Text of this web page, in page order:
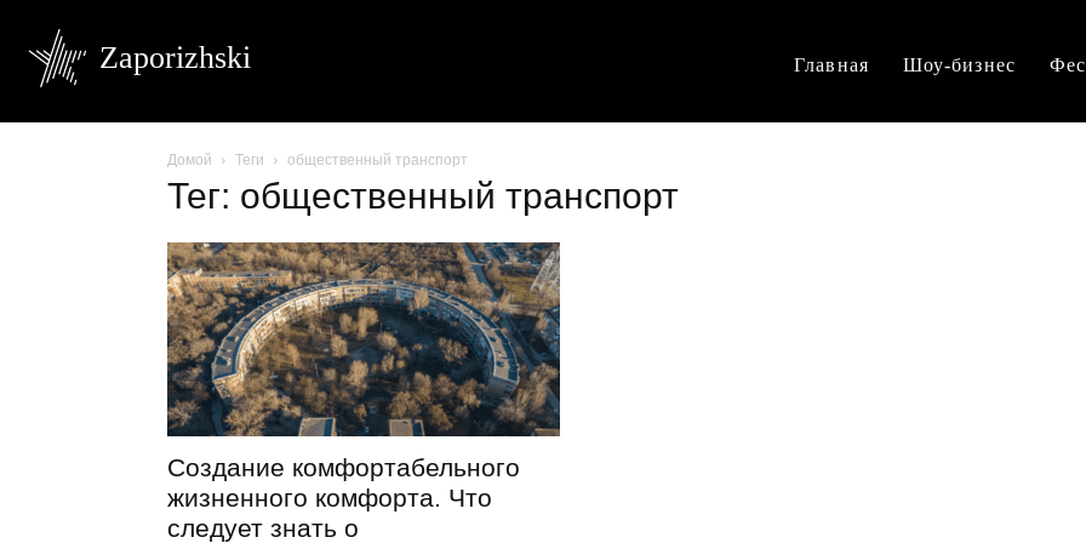
Zaporizhski Главная Шоу-бизнес
Домой Теги общественный транспорт
Тег: общественный транспорт
Создание комфортабельного
жизненного комфорта. Что
следует знать о